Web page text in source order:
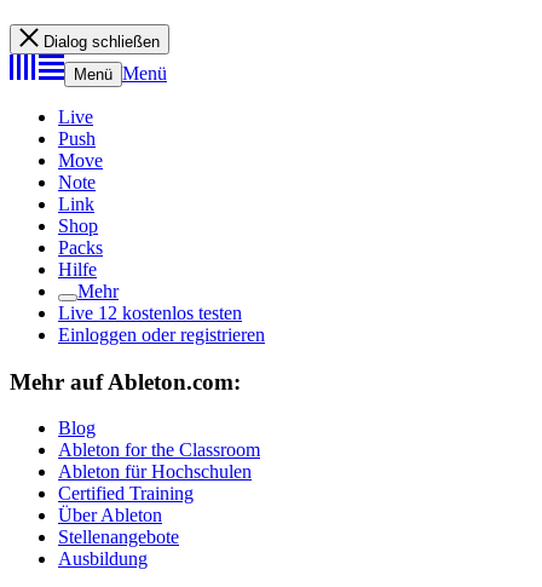
Dialog schließen
Menü Menü
Live
Push
Move
Note
Link
Shop
Packs
Hilfe
Mehr
Live 12 kostenlos testen
Einloggen oder registrieren
Mehr auf Ableton.com:
Blog
Ableton for the Classroom
Ableton für Hochschulen
Certified Training
Über Ableton
Stellenangebote
Ausbildung